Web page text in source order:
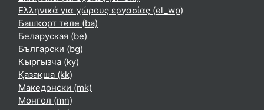
Ελληνικά για χώρους εργασίας ‎(el_wp)‎
Башҡорт теле ‎(ba)‎
Беларуская ‎(be)‎
Български ‎(bg)‎
Кыргызча ‎(ky)‎
Қазақша ‎(kk)‎
Македонски ‎(mk)‎
Монгол ‎(mn)‎